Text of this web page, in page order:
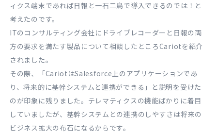
ィクス端末であれば日報と一石二鳥で導入できるのでは！と
考えたのです。
ITのコンサルティング会社にドライブレコーダーと日報の両
方の要求を満たす製品について相談したところCariotを紹介
されました。
その際、「CariotはSalesforce上のアプリケーションであ
り、将来的に基幹システムと連携ができる」と説明を受けた
のが印象に残りました。テレマティクスの機能ばかりに着目
していましたが、基幹システムとの連携のしやすさは将来の
ビジネス拡大の布石になるからです。